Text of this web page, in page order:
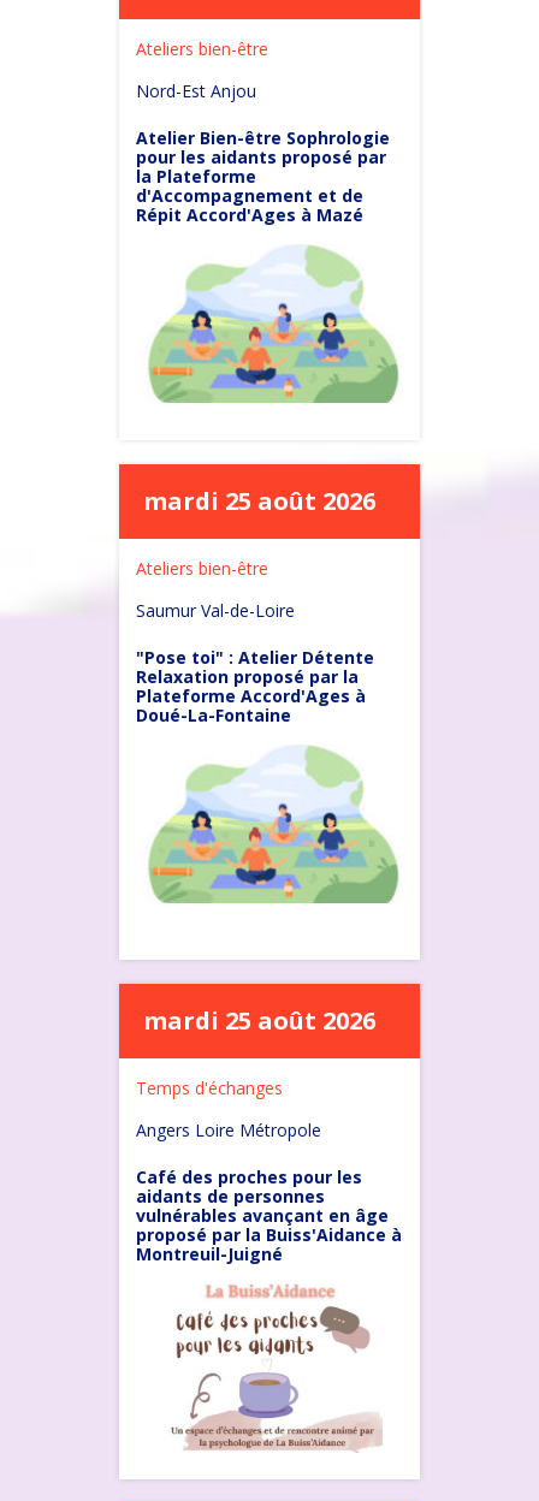
Ateliers bien-être
Nord-Est Anjou
Atelier Bien-être Sophrologie
pour les aidants proposé par
la Plateforme
d'Accompagnement et de
Répit Accord'Ages à Mazé
mardi 25 août 2026
Ateliers bien-être
Saumur Val-de-Loire
"Pose toi" : Atelier Détente
Relaxation proposé par la
Plateforme Accord'Ages à
Doué-La-Fontaine
mardi 25 août 2026
Temps d'échanges
Angers Loire Métropole
Café des proches pour les
aidants de personnes
vulnérables avançant en âge
proposé par la Buiss'Aidance à
Montreuil-Juigné